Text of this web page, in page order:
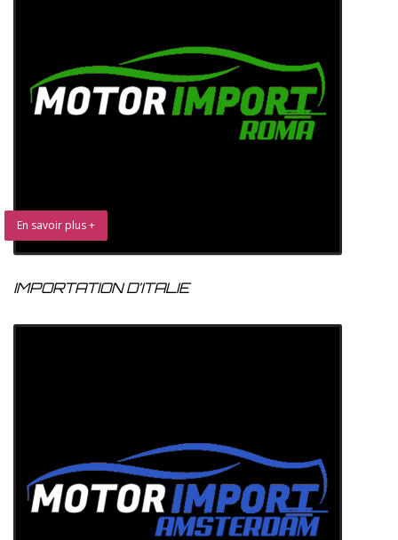
En savoir plus +
IMPORTATION D’ITALIE